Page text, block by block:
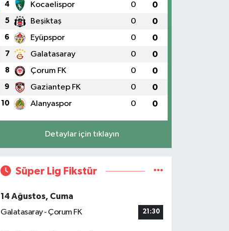
4 Kocaelispor 0 0
5 Beşiktaş 0 0
6 Eyüpspor 0 0
7 Galatasaray 0 0
8 Çorum FK 0 0
9 Gaziantep FK 0 0
10 Alanyaspor 0 0
Detaylar için tıklayın
Süper Lig Fikstür
14 Ağustos, Cuma
Galatasaray - Çorum FK
21:30